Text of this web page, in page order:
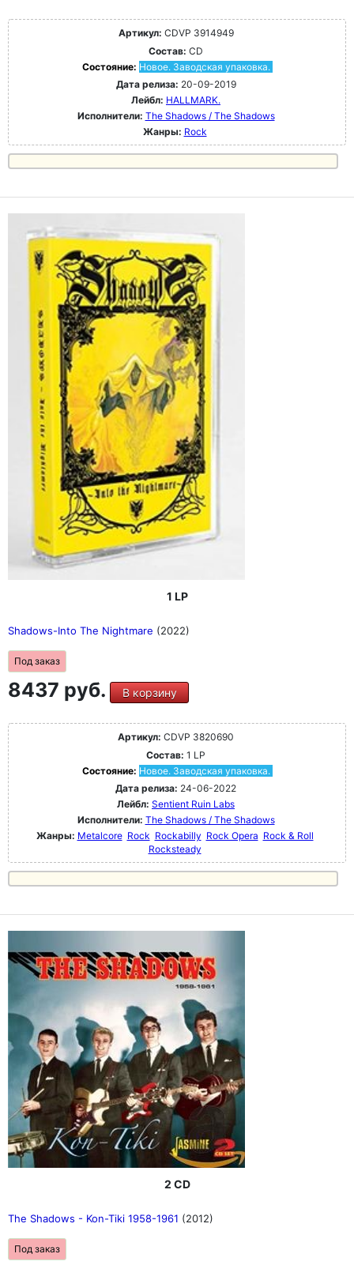
Артикул: CDVP 3914949
Состав: CD
Состояние: Новое. Заводская упаковка.
Дата релиза: 20-09-2019
Лейбл: HALLMARK.
Исполнители: The Shadows / The Shadows
Жанры: Rock
1 LP
Shadows-Into The Nightmare (2022)
Под заказ
8437 руб. В корзину
Артикул: CDVP 3820690
Состав: 1 LP
Состояние: Новое. Заводская упаковка.
Дата релиза: 24-06-2022
Лейбл: Sentient Ruin Labs
Исполнители: The Shadows / The Shadows
Жанры: Metalcore Rock Rockabilly Rock Opera Rock & Roll
Rocksteady
2 CD
The Shadows - Kon-Tiki 1958-1961 (2012)
Под заказ